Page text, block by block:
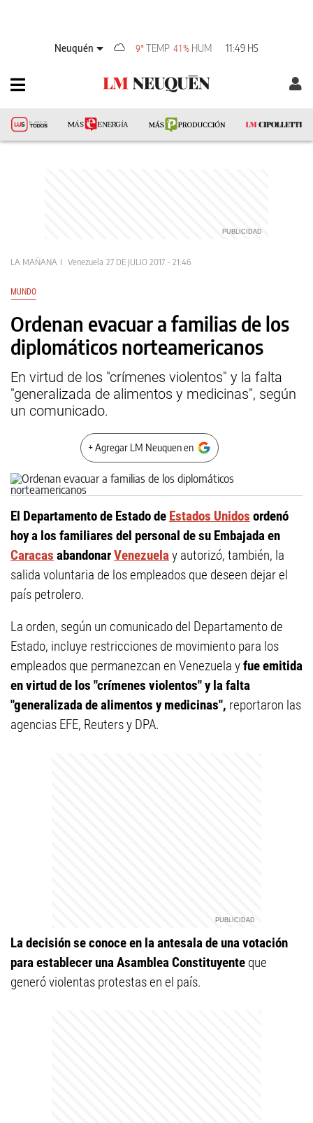
Neuquén 9°TEMP 41% HUM 11:49 HS
LA MAÑANA Venezuela 27 DE JULIO 2017 - 21:46
MUNDO
Ordenan evacuar a familias de los
diplomáticos norteamericanos
En virtud de los "crímenes violentos" y la falta
"generalizada de alimentos y medicinas", según
un comunicado.
+ Agregar LM Neuquen en
El Departamento de Estado de Estados Unidos ordenó
hoy a los familiares del personal de su Embajada en
Caracas abandonarVenezuelay autorizó, también, la
salida voluntaria de los empleados que deseen dejar el
país petrolero.
La orden, según un comunicado del Departamento de
Estado, incluye restricciones de movimiento para los
empleados que permanezcan en Venezuela yfue emitida
en virtud de los "crímenes violentos" y la falta
"generalizada de alimentos y medicinas", reportaron las
agencias EFE, Reuters y DPA.
La decisión se conoce en la antesala de una votación
para establecer una Asamblea Constituyente que
generó violentas protestas en el país.